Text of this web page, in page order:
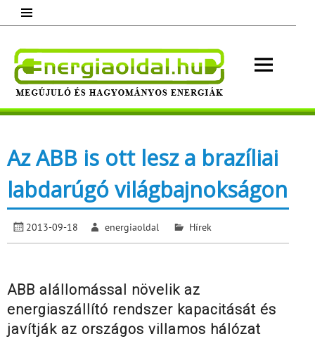
content
Megújuló és hagyományos energiák.
Az ABB is ott lesz a brazíliai
labdarúgó világbajnokságon
2013-09-18 energiaoldal Hírek
ABB alállomással növelik az
energiaszállító rendszer kapacitását és
javítják az országos villamos hálózat